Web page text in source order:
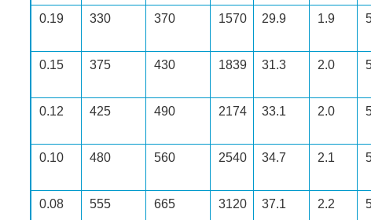
1.9
29.9
1570
370
330
0.19
2.0
31.3
1839
430
375
0.15
2.0
33.1
2174
490
425
0.12
2.1
34.7
2540
560
480
0.10
2.2
37.1
3120
665
555
0.08